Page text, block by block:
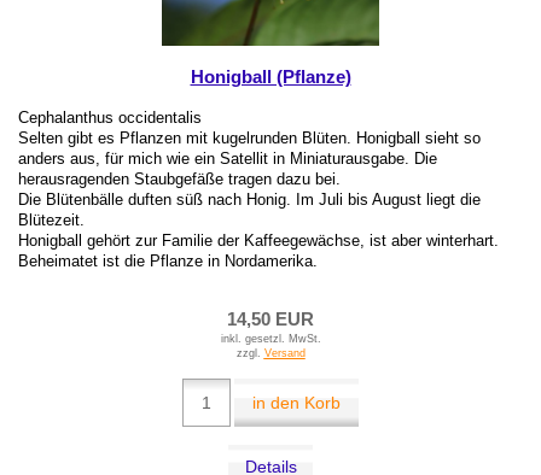
Honigball (Pflanze)
Cephalanthus occidentalis
Selten gibt es Pflanzen mit kugelrunden Blüten. Honigball sieht so
anders aus, für mich wie ein Satellit in Miniaturausgabe. Die
herausragenden Staubgefäße tragen dazu bei.
Die Blütenbälle duften süß nach Honig. Im Juli bis August liegt die
Blütezeit.
Honigball gehört zur Familie der Kaffeegewächse, ist aber winterhart.
Beheimatet ist die Pflanze in Nordamerika.
14,50 EUR
inkl. gesetzl. MwSt.
zzgl. Versand
in den Korb
Details